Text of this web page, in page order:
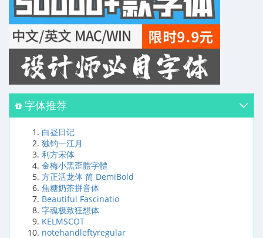
字体推荐
白昼日记
独钓一江月
利方宋体
金梅小黑歪體字體
方正活龙体 简 DemiBold
焦糖奶茶拼音体
Beautiful Fascinatio
字魂极致狂想体
KELMSCOT
notehandleftyregular